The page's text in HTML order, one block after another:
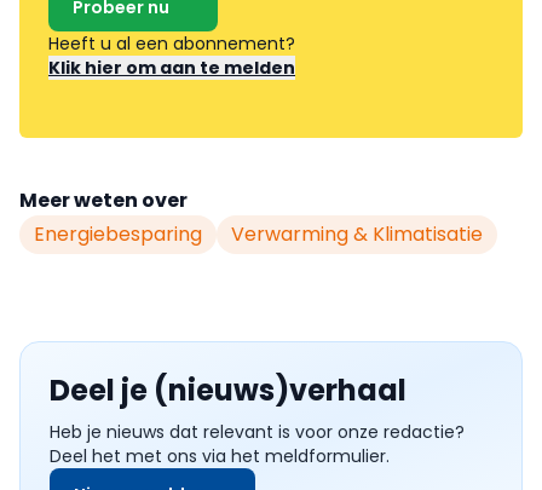
Probeer nu
Heeft u al een abonnement?
Klik hier om aan te melden
Meer weten over
Energiebesparing
Verwarming & Klimatisatie
Deel je (nieuws)verhaal
Heb je nieuws dat relevant is voor onze redactie?
Deel het met ons via het meldformulier.